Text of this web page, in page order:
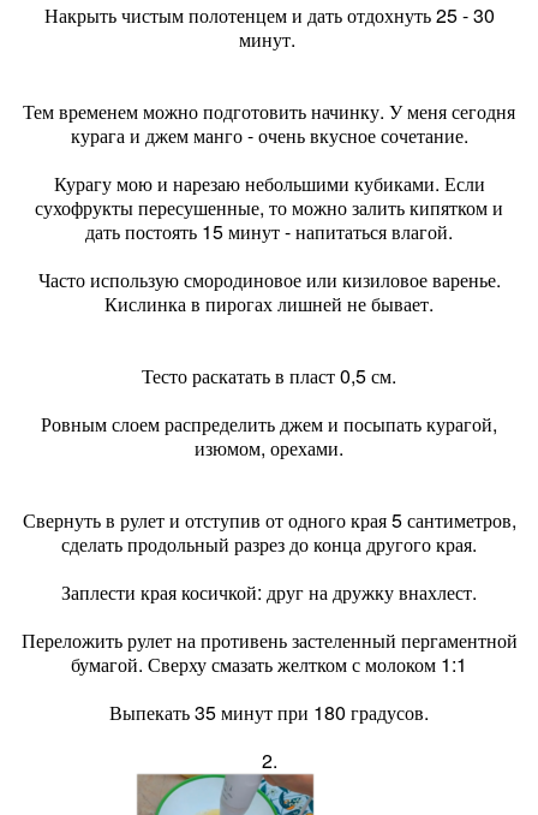
Накрыть чистым полотенцем и дать отдохнуть 25 - 30
минут.
Тем временем можно подготовить начинку. У меня сегодня
курага и джем манго - очень вкусное сочетание.
Курагу мою и нарезаю небольшими кубиками. Если
сухофрукты пересушенные, то можно залить кипятком и
дать постоять 15 минут - напитаться влагой.
Часто использую смородиновое или кизиловое варенье.
Кислинка в пирогах лишней не бывает.
Тесто раскатать в пласт 0,5 см.
Ровным слоем распределить джем и посыпать курагой,
изюмом, орехами.
Свернуть в рулет и отступив от одного края 5 сантиметров,
сделать продольный разрез до конца другого края.
Заплести края косичкой: друг на дружку внахлест.
Переложить рулет на противень застеленный пергаментной
бумагой. Сверху смазать желтком с молоком 1:1
Выпекать 35 минут при 180 градусов.
2.